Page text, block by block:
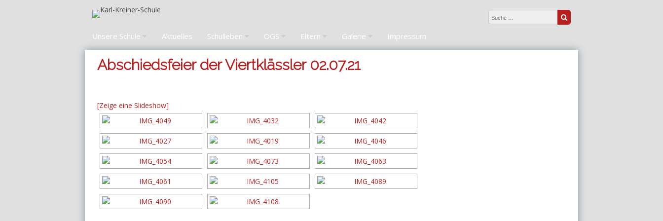
Inhalt
Unsere Schule Aktuelles Schulleben OGS Eltern Galerie Impressum
Abschiedsfeier der Viertklässler 02.07.21
[Zeige eine Slideshow]